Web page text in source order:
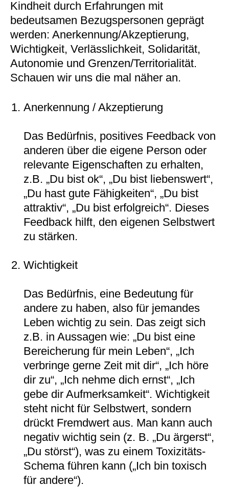
Kindheit durch Erfahrungen mit
bedeutsamen Bezugspersonen geprägt
werden: Anerkennung/Akzeptierung,
Wichtigkeit, Verlässlichkeit, Solidarität,
Autonomie und Grenzen/Territorialität.
Schauen wir uns die mal näher an.
Anerkennung / Akzeptierung
Das Bedürfnis, positives Feedback von
anderen über die eigene Person oder
relevante Eigenschaften zu erhalten,
z.B. „Du bist ok“, „Du bist liebenswert“,
„Du hast gute Fähigkeiten“, „Du bist
attraktiv“, „Du bist erfolgreich“. Dieses
Feedback hilft, den eigenen Selbstwert
zu stärken.
Wichtigkeit
Das Bedürfnis, eine Bedeutung für
andere zu haben, also für jemandes
Leben wichtig zu sein. Das zeigt sich
z.B. in Aussagen wie: „Du bist eine
Bereicherung für mein Leben“, „Ich
verbringe gerne Zeit mit dir“, „Ich höre
dir zu“, „Ich nehme dich ernst“, „Ich
gebe dir Aufmerksamkeit“. Wichtigkeit
steht nicht für Selbstwert, sondern
drückt Fremdwert aus. Man kann auch
negativ wichtig sein (z. B. „Du ärgerst“,
„Du störst“), was zu einem Toxizitäts-
Schema führen kann („Ich bin toxisch
für andere“).